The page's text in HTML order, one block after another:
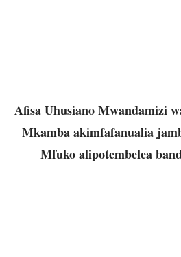
Afisa Uhusiano Mwandamizi
Mkamba akimfafanualia
Mfuko alipotembelea